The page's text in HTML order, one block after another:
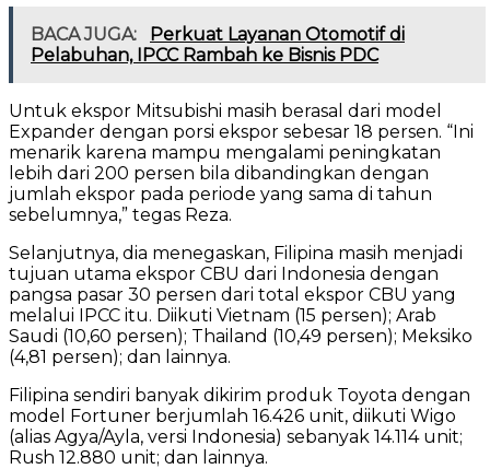
BACA JUGA:
Perkuat Layanan Otomotif di
Pelabuhan, IPCC Rambah ke Bisnis PDC
Untuk ekspor Mitsubishi masih berasal dari model
Expander dengan porsi ekspor sebesar 18 persen. “Ini
menarik karena mampu mengalami peningkatan
lebih dari 200 persen bila dibandingkan dengan
jumlah ekspor pada periode yang sama di tahun
sebelumnya,” tegas Reza.
Selanjutnya, dia menegaskan, Filipina masih menjadi
tujuan utama ekspor CBU dari Indonesia dengan
pangsa pasar 30 persen dari total ekspor CBU yang
melalui IPCC itu. Diikuti Vietnam (15 persen); Arab
Saudi (10,60 persen); Thailand (10,49 persen); Meksiko
(4,81 persen); dan lainnya.
Filipina sendiri banyak dikirim produk Toyota dengan
model Fortuner berjumlah 16.426 unit, diikuti Wigo
(alias Agya/Ayla, versi Indonesia) sebanyak 14.114 unit;
Rush 12.880 unit; dan lainnya.